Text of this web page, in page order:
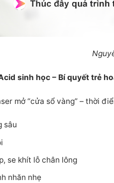
sinh học – Bí quyết trẻ
mở “cửa sổ vàng” – thời
sâu
se khít lỗ chân lông
nhăn nhẹ